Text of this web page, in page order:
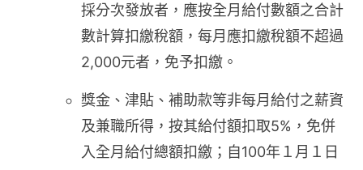
採分次發放者，應按全月給付數額之合計
數計算扣繳稅額，每月應扣繳稅額不超過
2,000元者，免予扣繳。
獎金、津貼、補助款等非每月給付之薪資
及兼職所得，按其給付額扣取5%，免併
入全月給付總額扣繳；自100年１月１日